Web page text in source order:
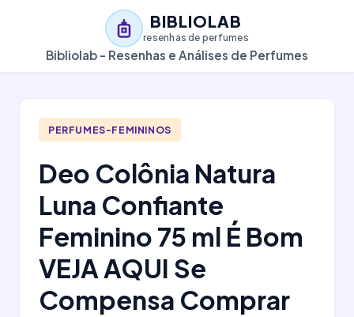
BIBLIOLAB
resenhas de perfumes
Bibliolab - Resenhas e Análises de Perfumes
PERFUMES-FEMININOS
Deo Colônia Natura
Luna Confiante
Feminino 75 ml É Bom
VEJA AQUI Se
Compensa Comprar